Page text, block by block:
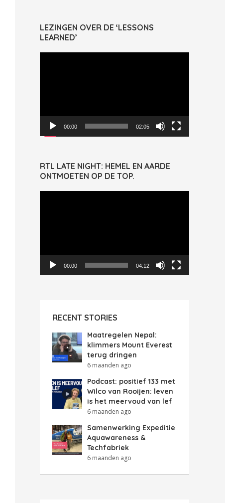
LEZINGEN OVER DE ‘LESSONS
LEARNED’
00:00 02:05
RTL LATE NIGHT: HEMEL EN AARDE
ONTMOETEN OP DE TOP.
00:00 04:12
RECENT STORIES
Maatregelen Nepal:
klimmers Mount Everest
terug dringen
6 maanden ago
Podcast: positief 133 met
Wilco van Rooijen: leven
is het meervoud van lef
6 maanden ago
Samenwerking Expeditie
Aquawareness &
Techfabriek
6 maanden ago